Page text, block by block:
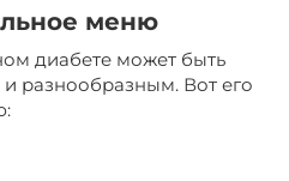
меню
диабете может быть
разнообразным. Вот его